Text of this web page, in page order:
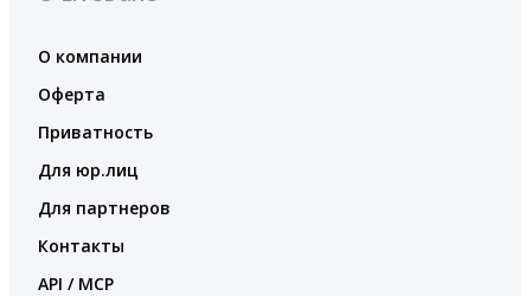
О компании
Оферта
Приватность
Для юр.лиц
Для партнеров
Контакты
API / MCP